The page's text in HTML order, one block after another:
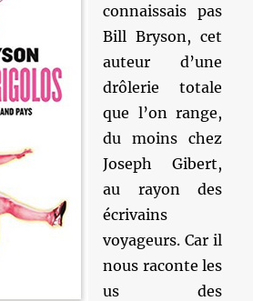
connaissais pas
Bill Bryson, cet
auteur d’une
drôlerie totale
que l’on range,
du moins chez
Joseph Gibert,
au rayon des
écrivains
voyageurs. Car il
nous raconte les
us des